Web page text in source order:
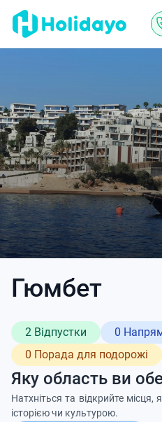
Гюмбет
2 Відпустки
0
0 Порада для подорожі
Яку область ви
Натхніться та відкрийте
історією чи культурою.